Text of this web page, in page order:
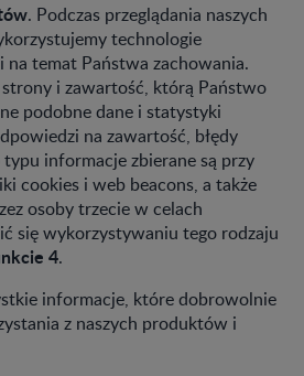
. Podczas przeglądania naszych
technologie
temat Państwa zachowania.
i zawartość, którą Państwo
podobne dane i statystyki
na zawartość, błędy
informacje zbierane są przy
cookies i web beacons, a także
osoby trzecie w celach
się wykorzystywaniu tego rodzaju
4.
informacje, które dobrowolnie
z naszych produktów i